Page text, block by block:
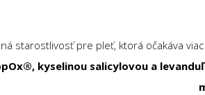
starostlivosť pre pleť, ktorá očakáva
kyselinou salicylovou a